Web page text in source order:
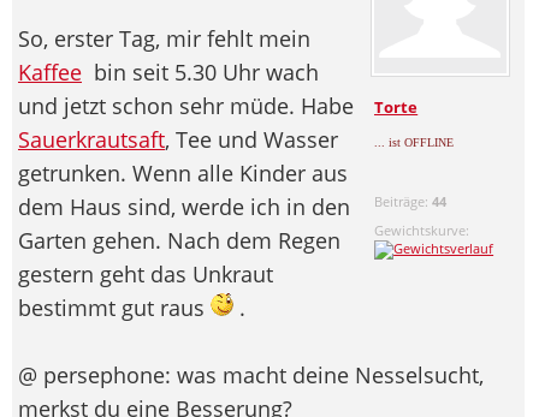
Torte
... ist OFFLINE
Beiträge:44
Gewichtskurve:
So, erster Tag, mir fehlt mein
Kaffee bin seit 5.30 Uhr wach
und jetzt schon sehr müde. Habe
Sauerkrautsaft, Tee und Wasser
getrunken. Wenn alle Kinder aus
dem Haus sind, werde ich in den
Garten gehen. Nach dem Regen
gestern geht das Unkraut
bestimmt gut raus
.
@ persephone: was macht deine Nesselsucht,
merkst du eine Besserung?